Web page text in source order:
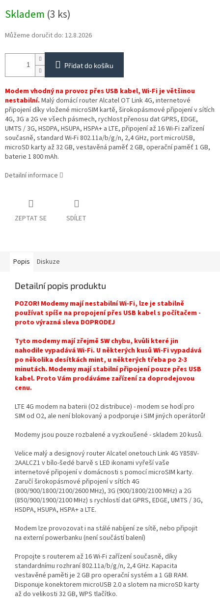
cena:
Skladem (3 ks)
Můžeme doručit do: 12.8.2026
Přidat do košíku
Modem vhodný na provoz přes USB kabel, Wi-Fi je většinou
nestabilní. Malý domácí router Alcatel OT Link 4G, internetové
připojení díky vložené microSIM kartě, širokopásmové připojení v sítích
4G, 3G a 2G ve všech pásmech, rychlost přenosu dat GPRS, EDGE,
UMTS / 3G, HSDPA, HSUPA, HSPA+ a LTE, připojení až 16 Wi-Fi zařízení
současně, standard Wi-Fi 802.11a/b/g/n, 2,4 GHz, port microUSB,
microSD karty až 32 GB, vestavěná paměť 2 GB, operační paměť 1 GB,
baterie 1 800 mAh.
Detailní informace
ZEPTAT SE SDÍLET
Popis Diskuze
Detailní popis produktu
POZOR! Modemy mají nestabilní Wi-Fi, lze je stabilně
používat spíše na propojení přes USB kabel s počítačem -
proto výrazná sleva DOPRODEJ
Tyto modemy mají zřejmě SW chybu, kvůli které jin
nahodile vypadává Wi-Fi. U některých kusů Wi-Fi vypadává
po několika desítkách mint, u některých třeba po 2-3
minutách. Modemy mají stabilní připojení pouze přes USB
kabel. Proto Vám prodáváme zařízení za doprodejovou
cenu.
LTE 4G modem na baterii (O2 distribuce) - modem se hodí pro
SIM od O2, ale není blokovaný a podporuje i SIM jiných operátorů!
Modemy jsou pouze rozbalené a vyzkoušené - skladem 20 kusů.
Velice malý a designový router Alcatel onetouch Link 4G Y858V-
2AALCZ1 v bílo-šedé barvě s LED ikonami vyřeší vaše
internetové připojení v domácnosti s pomocí microSIM karty.
Zaručí širokopásmové připojení v sítích 4G
(800/900/1800/2100/2600 MHz), 3G (900/1800/2100 MHz) a 2G
(850/900/1900/2100 MHz) s rychlostí dat GPRS, EDGE, UMTS / 3G,
HSDPA, HSUPA, HSPA+ a LTE.
Modem lze provozovat i na stálé nabíjení ze sítě, nebo připojit
na externí powerbanku (není součástí balení)
Propojte s routerem až 16 Wi-Fi zařízení současně, díky
standardnímu rozhraní 802.11a/b/g/n, 2,4 GHz. Kapacita
vestavěné paměti je 2 GB pro operační systém a 1 GB RAM.
Disponuje konektorem microUSB 2.0 a slotem na microSD karty
až do velikosti 32 GB, WPS tlačítko.